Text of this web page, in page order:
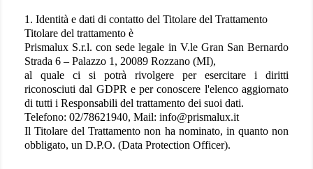
1. Identità e dati di contatto del Titolare del Trattamento
Titolare del trattamento è
Prismalux S.r.l. con sede legale in V.le Gran San Bernardo
Strada 6 – Palazzo 1, 20089 Rozzano (MI),
al quale ci si potrà rivolgere per esercitare i diritti
riconosciuti dal GDPR e per conoscere l'elenco aggiornato
di tutti i Responsabili del trattamento dei suoi dati.
Telefono: 02/78621940, Mail: info@prismalux.it
Il Titolare del Trattamento non ha nominato, in quanto non
obbligato, un D.P.O. (Data Protection Officer).